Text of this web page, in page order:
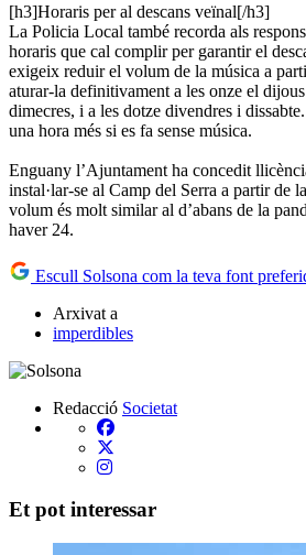
[h3]Horaris per al descans veïnal[/h3]
La Policia Local també recorda als
horaris que cal complir per garantir el
exigeix reduir el volum de la música a
aturar-la definitivament a les onze el
dimecres, i a les dotze divendres i
una hora més si es fa sense música.
Enguany l’Ajuntament ha concedit
instal·lar-se al Camp del Serra a partir de
volum és molt similar al d’abans de la
haver 24.
Escull Solsona com la teva font
Arxivat a
imperdibles
Redacció Societat
Et pot interessar